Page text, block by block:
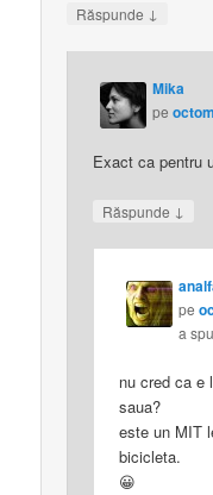
Răspunde ↓
Mika
pe
Exact ca pentru
Răspunde ↓
pe
a
nu cred ca e
saua?
este un MIT
bicicleta.
😀